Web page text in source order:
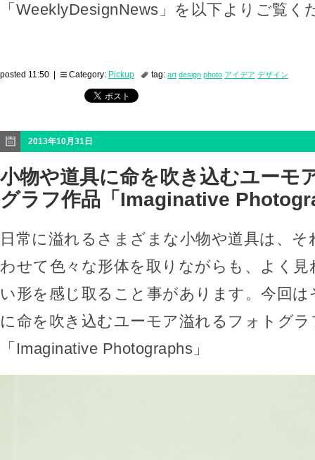
「WeeklyDesignNews」を以下よりご覧く
posted 11:50 | Category: Pickup tag: art design photo アイデア デザイン
2013年10月31日
小物や道具に命を吹き込むユーモ
グラフ作品「Imaginative
日常に溢れるさまざまな小物や道具は、
わせて色々な形体を取りながらも、よく
い形を感じ取ること事があります。今回は
に命を吹き込むユーモア溢れるフォトグラ
「Imaginative Photographs」